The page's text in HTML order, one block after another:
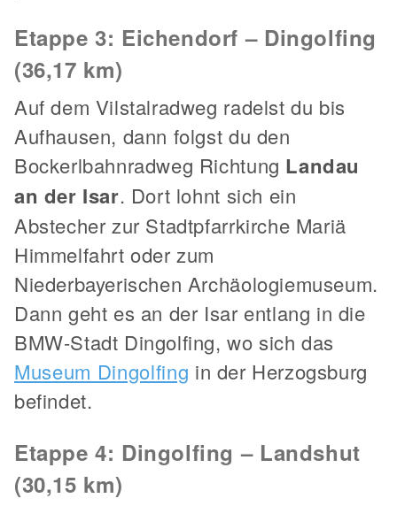
Etappe 3: Eichendorf – Dingolfing
(36,17 km)
Auf dem Vilstalradweg radelst du bis
Aufhausen, dann folgst du den
Bockerlbahnradweg Richtung Landau
an der Isar. Dort lohnt sich ein
Abstecher zur Stadtpfarrkirche Mariä
Himmelfahrt oder zum
Niederbayerischen Archäologiemuseum.
Dann geht es an der Isar entlang in die
BMW-Stadt Dingolfing, wo sich das
Museum Dingolfing in der Herzogsburg
befindet.
Etappe 4: Dingolfing – Landshut
(30,15 km)